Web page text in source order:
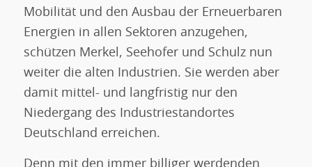
Mobilität und den Ausbau der Erneuerbaren
Energien in allen Sektoren anzugehen,
schützen Merkel, Seehofer und Schulz nun
weiter die alten Industrien. Sie werden aber
damit mittel- und langfristig nur den
Niedergang des Industriestandortes
Deutschland erreichen.
Denn mit den immer billiger werdenden